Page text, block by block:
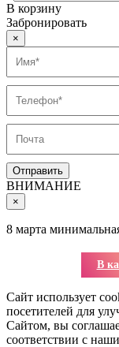
В корзину
Забронировать
×
ВНИМАНИЕ
×
8 марта
В
Сайт использует
посетителей для
Сайтом, вы
соответствии с